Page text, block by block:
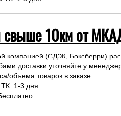
свыше 10км от
компанией (СДЭК, Боксберри)
доставки уточняйте у
объема товаров в заказе.
1-3 дня.